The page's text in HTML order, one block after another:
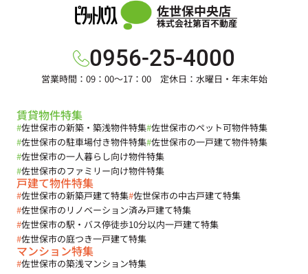
佐世保中央店
株式会社第百不動産
0956-25-4000
営業時間：09：00～17：00 定休日：水曜日・年末年始
賃貸物件特集
#佐世保市の新築・築浅物件特集#佐世保市のペット可物件特集
#佐世保市の駐車場付き物件特集#佐世保市の一戸建て物件特集
#佐世保市の一人暮らし向け物件特集
#佐世保市のファミリー向け物件特集
戸建て物件特集
#佐世保市の新築戸建て特集#佐世保市の中古戸建て特集
#佐世保市のリノベーション済み戸建て特集
#佐世保市の駅・バス停徒歩10分以内一戸建て特集
#佐世保市の庭つき一戸建て特集
マンション特集
#佐世保市の築浅マンション特集